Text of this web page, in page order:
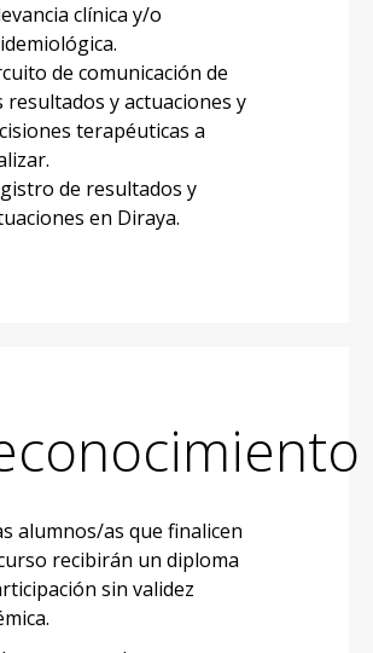
clínica y/o
de comunicación de
resultados y actuaciones y
terapéuticas a
de resultados y
en Diraya.
alumnos/as que finalicen
recibirán un diploma
sin validez